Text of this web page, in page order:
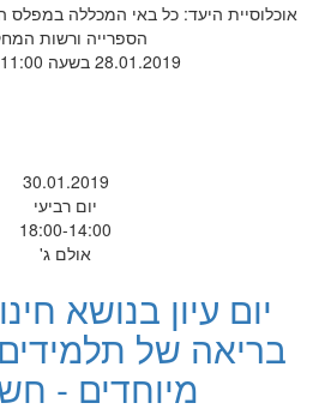
אוכלוסיית היעד: כל באי המכללה במפלס
הספרייה ורשות
28.01.2019 בשעה 12:00-11:00
30.01.2019
יום רביעי
18:00-14:00
אולם ג'
יום עיון בנושא
בריאה של
מיוחדים -